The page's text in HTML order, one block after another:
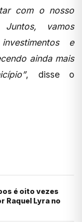
com o nosso
vamos
e
ainda mais
, disse o
é oito vezes
Raquel Lyra no